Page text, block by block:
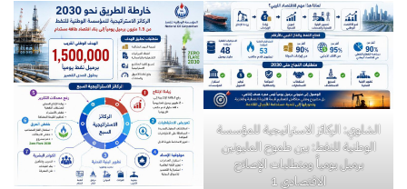
الشلوي: الركائز الاستراتيجية للمؤسسة
الوطنية للنفط: بين طموح المليونين
برميل يومياً ومتطلبات الإصلاح
الاقتصادي 1